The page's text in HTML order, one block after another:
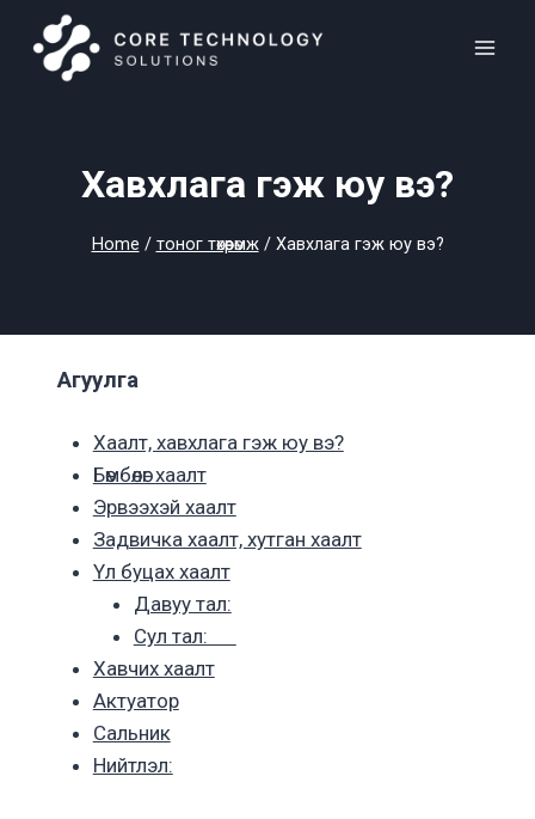
content
Хавхлага гэж юу вэ?
Home / тоног төхөөрөмж / Хавхлага гэж юу вэ?
Агуулга
Хаалт, хавхлага гэж юу вэ?
Бөмбөлөг хаалт
Эрвээхэй хаалт
Задвичка хаалт, хутган хаалт
Үл буцах хаалт
Давуу тал:
Сул тал:
Хавчих хаалт
Актуатор
Сальник
Нийтлэл: